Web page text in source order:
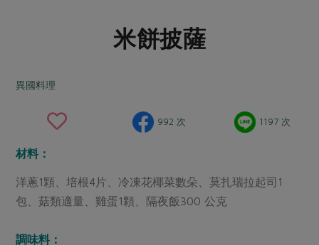
水產
調理食材・點心
居家好物
湯品．鍋物
漬物
涼拌沙拉
合作25-精選產品第四彈
合作25-精選產品第三彈
議題活動
30%rPET紅烏龍茶
親子食育
關注議題
減硝酸鹽 惜食
減添加物 減塑減廢
產品檢驗
自主把關
硝酸鹽檢驗
合作社法規
米餅披薩
異國料理
992 次 1197 次
材料：
洋蔥1顆、培根4片、冷凍花椰菜數朵、莫扎瑞拉起司1
包、菇類適量、雞蛋1顆、隔夜飯300 公克
調味料：